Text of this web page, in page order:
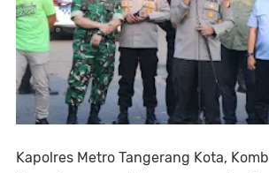
Kapolres Metro Tangerang Kota,